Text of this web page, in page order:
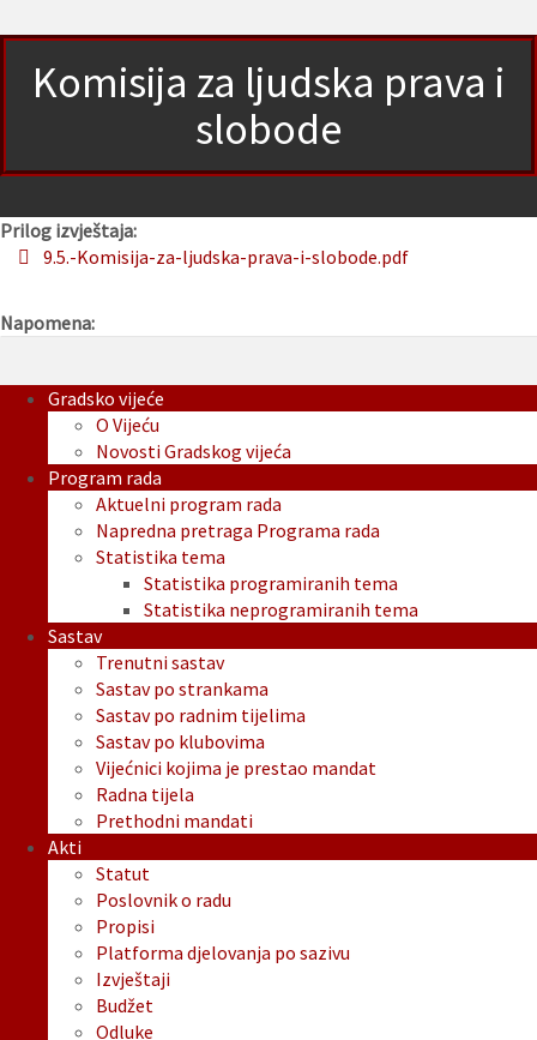
Komisija za ljudska prava i
slobode
Prilog izvještaja:
9.5.-Komisija-za-ljudska-prava-i-slobode.pdf
Napomena:
Gradsko vijeće
O Vijeću
Novosti Gradskog vijeća
Program rada
Aktuelni program rada
Napredna pretraga Programa rada
Statistika tema
Statistika programiranih tema
Statistika neprogramiranih tema
Sastav
Trenutni sastav
Sastav po strankama
Sastav po radnim tijelima
Sastav po klubovima
Vijećnici kojima je prestao mandat
Radna tijela
Prethodni mandati
Akti
Statut
Poslovnik o radu
Propisi
Platforma djelovanja po sazivu
Izvještaji
Budžet
Odluke